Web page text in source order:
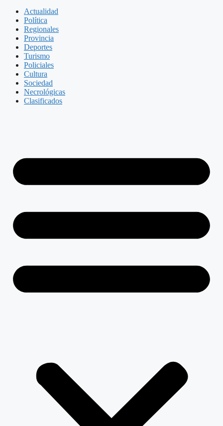
Actualidad
Política
Regionales
Provincia
Deportes
Turismo
Policiales
Cultura
Sociedad
Necrológicas
Clasificados